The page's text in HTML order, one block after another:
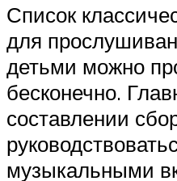
Список
для
детьми можно
бесконечно.
составлении
музыкальными